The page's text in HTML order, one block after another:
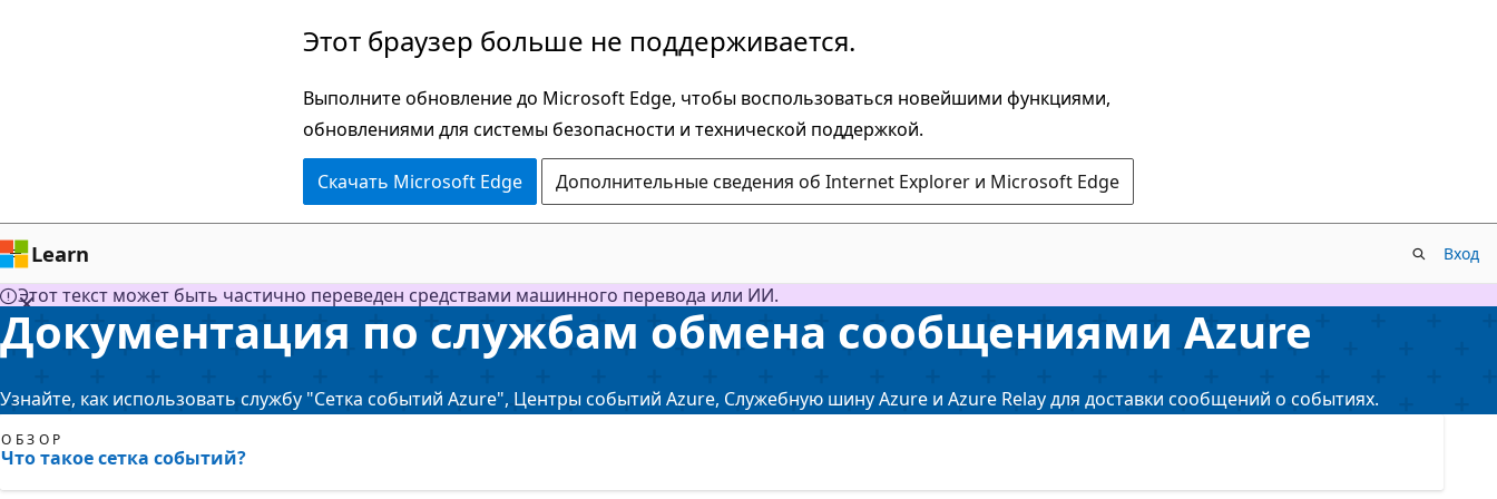
Этот браузер больше не поддерживается.
Выполните обновление до Microsoft Edge, чтобы воспользоваться новейшими функциями,
обновлениями для системы безопасности и технической поддержкой.
Скачать Microsoft Edge Дополнительные сведения об Internet Explorer и Microsoft Edge
Learn Вход
Этот текст может быть частично переведен средствами машинного перевода или ИИ.
Документация по службам обмена сообщениями Azure
Узнайте, как использовать службу "Сетка событий Azure", Центры событий Azure, Служебную шину Azure и Azure Relay для доставки сообщений о событиях.
ОБЗОР
Что такое сетка событий?